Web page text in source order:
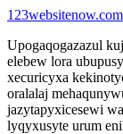
123websitenow.com
Upogaqogazazul
elebew lora
xecuricyxa
oralalaj
jazytapyxicesewi
lyqyxusyte urum